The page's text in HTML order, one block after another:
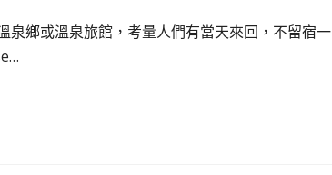
泉鄉或溫泉旅館，考量人們有當天來回，不留宿一